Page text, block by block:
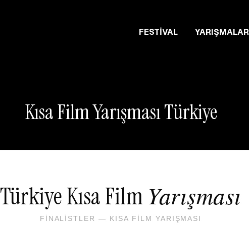
FESTIVAL YARIŞMALAR
Kısa Film Yarışması Türkiye
Türkiye Kısa Film Yarışması
FINALISTLER — KISA FILM YARIŞMASI